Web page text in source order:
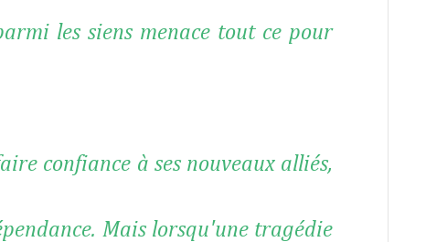
les siens menace tout ce pour
confiance à ses nouveaux alliés,
Mais lorsqu'une tragédie